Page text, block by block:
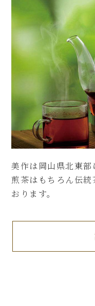
美作は岡山県北東部
煎茶はもちろん伝
おります。